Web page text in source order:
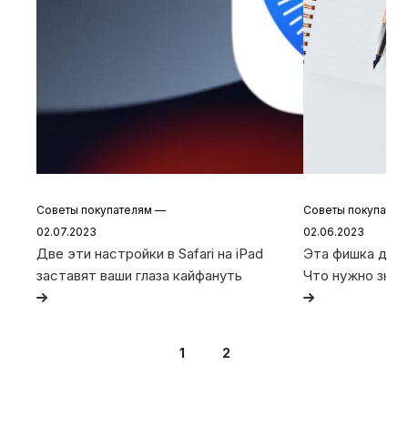
Советы покупателям —
02.07.2023
Две эти настройки в Safari на iPad
заставят ваши глаза кайфануть
Советы
02.06.2023
Эта фишка
Что нужно
1 2